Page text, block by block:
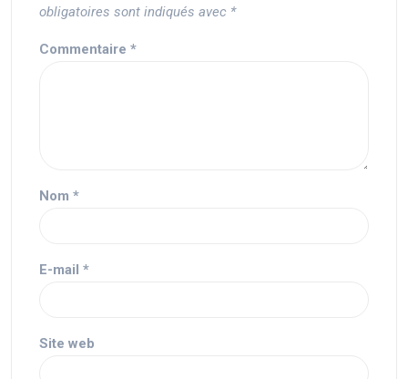
obligatoires sont indiqués avec *
Commentaire *
Nom *
E-mail *
Site web